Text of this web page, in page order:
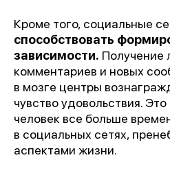
Кроме того, социальные
способствовать
зависимости. Получение
комментариев и новых
в мозге центры
чувство удовольствия.
человек все больше
в социальных сетях,
аспектами жизни.